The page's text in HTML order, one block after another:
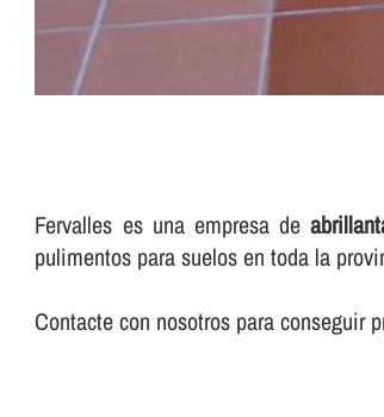
Fervalles es una empresa de
pulimentos para suelos en toda la
Contacte con nosotros para conseguir